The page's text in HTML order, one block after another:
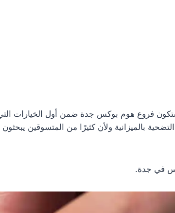
فروع هوم بوكس جدة ضمن أول الخيارات
بالميزانية ولأن كثيرًا من المتسوقين
في جدة.